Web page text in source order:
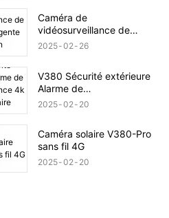
Caméra de
vidéosurveillance de
sécurité intelligente de
2025 02 26
V380 Sécurité extérieure
Alarme de
vidéosurveillance 4k 2
2025 02 20
Caméra solaire V380-Pro
sans fil 4G
2025 02 20